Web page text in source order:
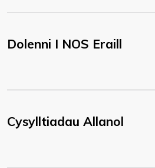
Dolenni I NOS Eraill
Cysylltiadau Allanol